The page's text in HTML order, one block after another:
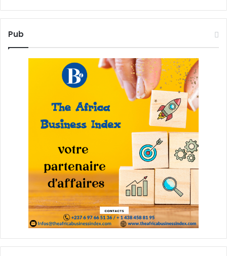
Pub